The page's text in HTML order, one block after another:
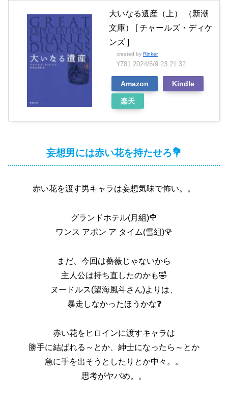
大いなる遺産（上） （新潮
文庫） [ チャールズ・ディケ
ンズ ]
created by Rinker
¥781 2024/6/9 23:21:32
Amazon Kindle
楽天
妄想男には赤い花を持たせろ💐
赤い花を渡す男キャラは妄想気味で怖い。。
グランドホテル(月組)🌹
ワンス アポン ア タイム(雪組)🌹
まだ、今回は薔薇じゃないから
主人公は持ち直したのかも🤣
ヌードルス(望海風斗さん)よりは、
暴走しなかったほうかな❓
赤い花をヒロインに渡すキャラは
勝手に結ばれる～とか、紳士になったら～とか
急に手を出そうとしたりとか中々。。
思考がヤバめ。。